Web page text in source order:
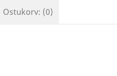
Ostukorv: (0)